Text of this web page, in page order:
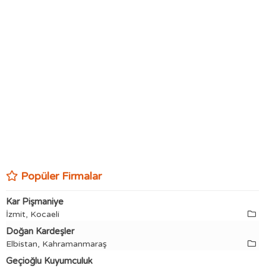
Popüler Firmalar
Kar Pişmaniye
İzmit, Kocaeli
Doğan Kardeşler
Elbistan, Kahramanmaraş
Geçioğlu Kuyumculuk